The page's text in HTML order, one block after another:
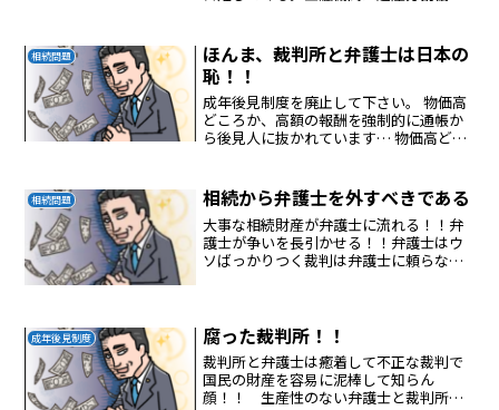
る。悪質な弁護士＆金融機関
相続問題
ほんま、裁判所と弁護士は日本の
恥！！
成年後見制度を廃止して下さい。 物価高
どころか、高額の報酬を強制的に通帳か
ら後見人に抜かれています… 物価高どこ
れています。 更に、不正もされていま
す。 資産や貴重品が...
相続問題 相続から弁護士を外すべきである
大事な相続財産が弁護士に流れる！！弁
護士が争いを長引かせる！！弁護士はウ
ソばっかりつく裁判は弁護士に頼らない
成年後見制度 腐った裁判所！！
裁判所と弁護士は癒着して不正な裁判で
国民の財産を容易に泥棒して知らん
顔！！ 生産性のない弁護士と裁判所が